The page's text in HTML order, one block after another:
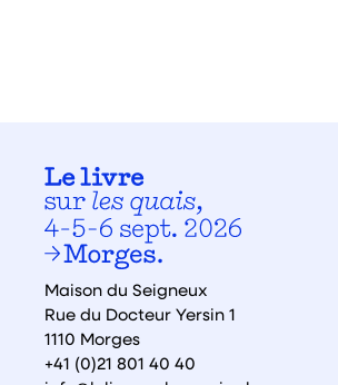
Maison du Seigneux
Rue du Docteur Yersin 1
1110 Morges
+41 (0)21 801 40 40